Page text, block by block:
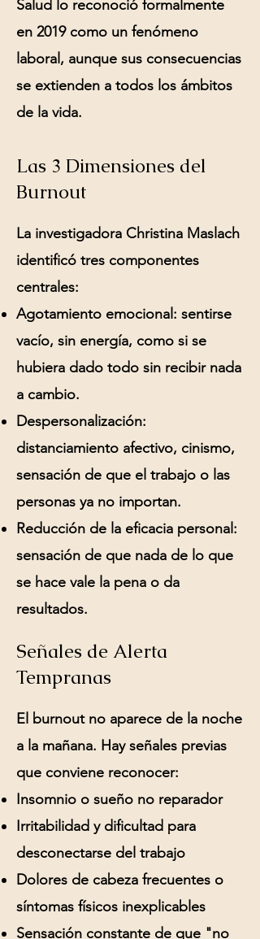
Salud lo reconoció formalmente
en 2019 como un fenómeno
laboral, aunque sus consecuencias
se extienden a todos los ámbitos
de la vida.
Las 3 Dimensiones del
Burnout
La investigadora Christina Maslach
identificó tres componentes
centrales:
Agotamiento emocional: sentirse
vacío, sin energía, como si se
hubiera dado todo sin recibir nada
a cambio.
Despersonalización:
distanciamiento afectivo, cinismo,
sensación de que el trabajo o las
personas ya no importan.
Reducción de la eficacia personal:
sensación de que nada de lo que
se hace vale la pena o da
resultados.
Señales de Alerta
Tempranas
El burnout no aparece de la noche
a la mañana. Hay señales previas
que conviene reconocer:
Insomnio o sueño no reparador
Irritabilidad y dificultad para
desconectarse del trabajo
Dolores de cabeza frecuentes o
síntomas físicos inexplicables
Sensación constante de que "no